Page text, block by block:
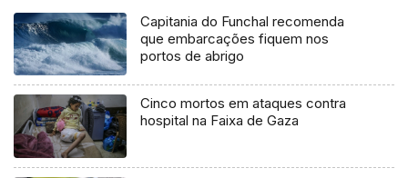
Capitania do Funchal recomenda
que embarcações fiquem nos
portos de abrigo
Cinco mortos em ataques contra
hospital na Faixa de Gaza